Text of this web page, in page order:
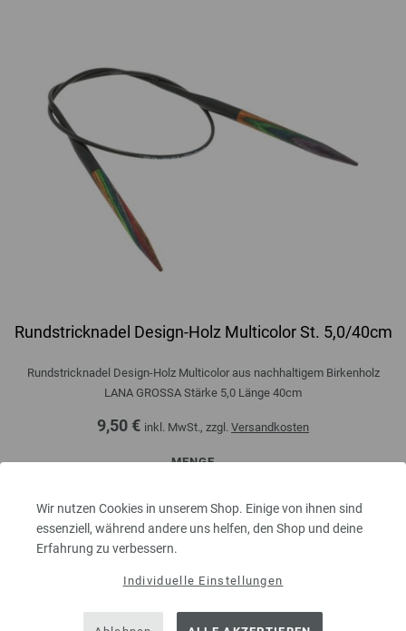
Wir nutzen Cookies in unserem Shop. Einige von ihnen sind
essenziell, während andere uns helfen, den Shop und deine
Erfahrung zu verbessern.
Individuelle Einstellungen
Rundstricknadel Design-Holz Multicolor St. 5,0/40cm
Rundstricknadel Design-Holz Multicolor aus nachhaltigem Birkenholz
LANA GROSSA Stärke 5,0 Länge 40cm
9,50 € inkl. MwSt., zzgl. Versandkosten
MENGE
IN DEN EINKAUFSWAGEN LEGEN